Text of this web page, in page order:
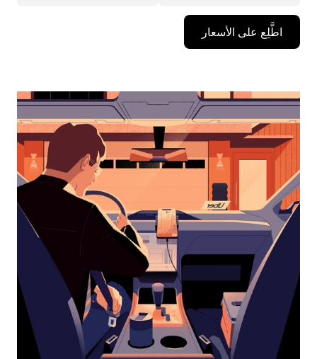
اضغط
على
مفتاح
للأسفل
لاستخدام
التقويم
التاريخ.
اضغط
على
زر
الخروج
لإغلاق
التقويم.
اطَّلِع على الأسعار